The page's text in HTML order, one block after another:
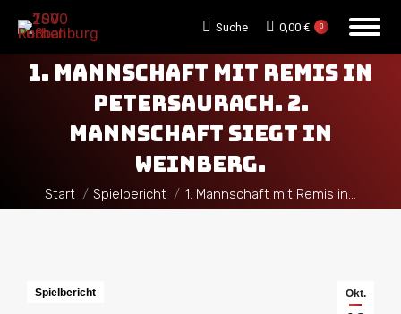
Search:
Suche 0,00 € 0
1. MANNSCHAFT MIT REMIS IN
PETERSAURACH. 2.
MANNSCHAFT SIEGT IN
WEINBERG.
Sie befinden sich hier:
Start Spielbericht 1. Mannschaft mit Remis in…
Okt.
Spielbericht